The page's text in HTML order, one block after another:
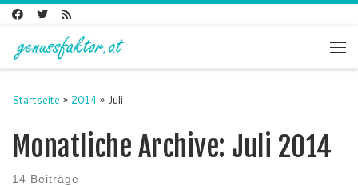
Zum Inhalt springen
Startseite » 2014 » Juli
Monatliche Archive: Juli 2014
14 Beiträge